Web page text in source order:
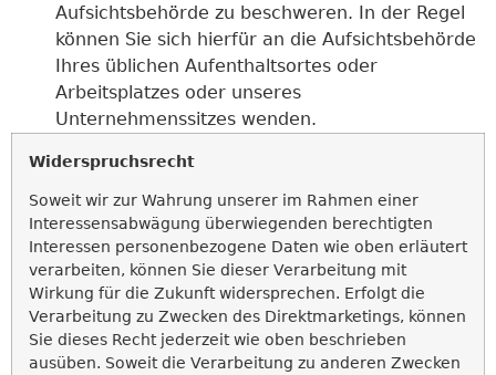
Aufsichtsbehörde zu beschweren. In der Regel
können Sie sich hierfür an die Aufsichtsbehörde
Ihres üblichen Aufenthaltsortes oder
Arbeitsplatzes oder unseres
Unternehmenssitzes wenden.
Widerspruchsrecht
Soweit wir zur Wahrung unserer im Rahmen einer
Interessensabwägung überwiegenden berechtigten
Interessen personenbezogene Daten wie oben erläutert
verarbeiten, können Sie dieser Verarbeitung mit
Wirkung für die Zukunft widersprechen. Erfolgt die
Verarbeitung zu Zwecken des Direktmarketings, können
Sie dieses Recht jederzeit wie oben beschrieben
ausüben. Soweit die Verarbeitung zu anderen Zwecken